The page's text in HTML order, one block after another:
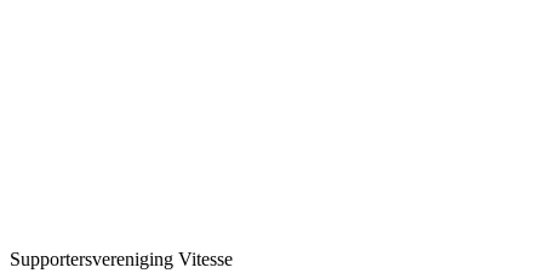
Supportersvereniging Vitesse